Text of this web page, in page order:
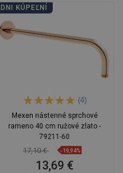
DNI KÚPEĽNÍ
(4)
Mexen nástenné sprchové
rameno 40 cm ružové zlato -
79211-60
17,10 € -19,94%
13,69 €